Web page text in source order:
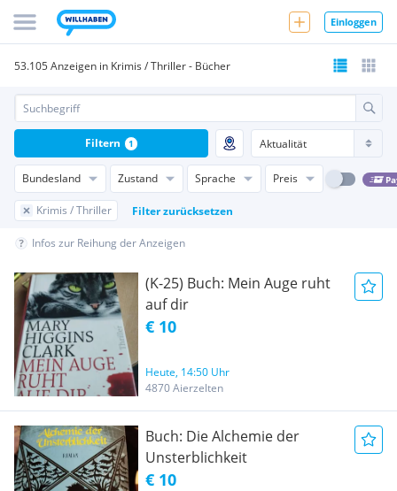
Einloggen
53.105 Anzeigen in Krimis / Thriller - Bücher
Bundesland Zustand Sprache Preis
Krimis / Thriller Filter zurücksetzen
Filtern 1
Infos zur Reihung der Anzeigen
(K-25) Buch: Mein Auge ruht
auf dir
€ 10
Heute, 14:50 Uhr
4870 Aierzelten
Buch: Die Alchemie der
Unsterblichkeit
€ 10